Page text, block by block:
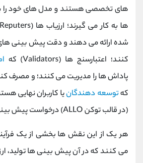
‌های تخصصی هستند و مدل‌ های خود را
شده ارائه می ‌دهند و دقت پیش ‌بینی ‌های
کنند؛ اعتبارسنج ‌ها (Validators) که
کهتوسعه‌ دهندگانیا کاربران نهایی
(در قالب توکن ALLO) درخواست پیش ‌بینی می ‌دهند.
هر یک از این نقش ‌ها بخشی از یک
می ‌کنند که در آن پیش ‌بینی ‌ها تولید،